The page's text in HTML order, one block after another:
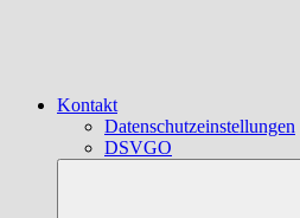
Kontakt
Datenschutzeinstellungen
DSVGO